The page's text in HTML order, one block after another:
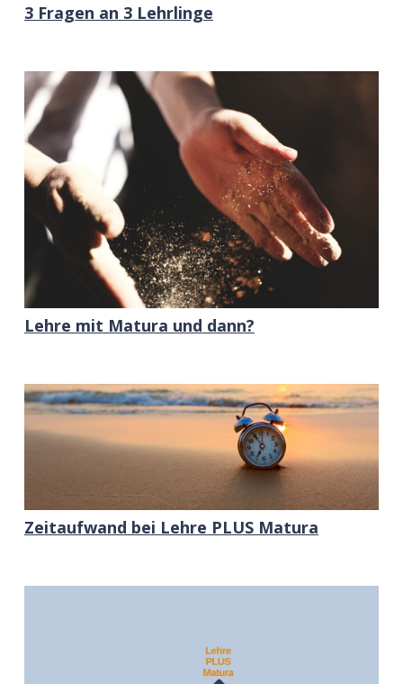
3 Fragen an 3 Lehrlinge
Lehre mit Matura und dann?
Zeitaufwand bei Lehre PLUS Matura